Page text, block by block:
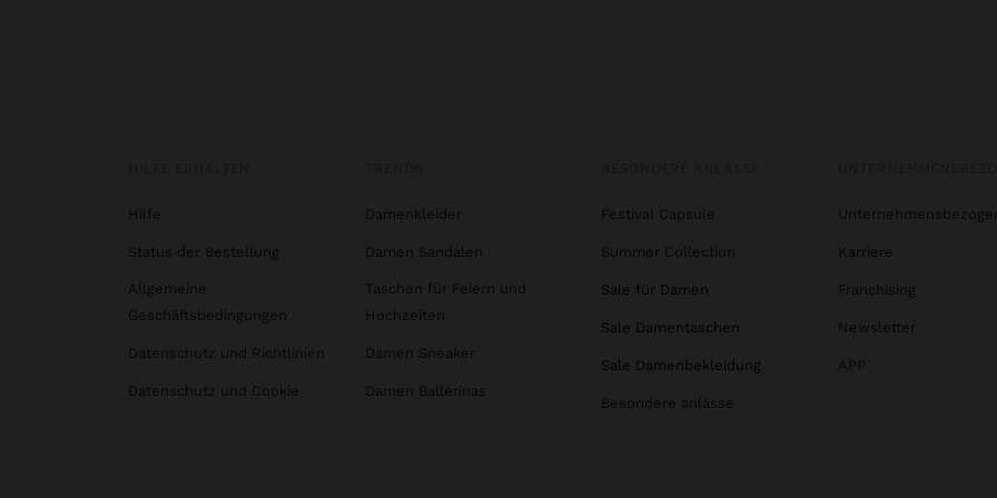
Hilfe
Status der Bestellung
Allgemeine
Geschäftsbedingungen
Datenschutz und Richtlinien
Datenschutz und Cookie
Damenkleider
Damen Sandalen
Taschen für Feiern und
Hochzeiten
Damen Sneaker
Damen Ballerinas
Festival Capsule
Summer Collection
Sale für Damen
Sale Damentaschen
Sale Damenbekleidung
Besondere anlässe
Karriere
Franchising
Newsletter
APP